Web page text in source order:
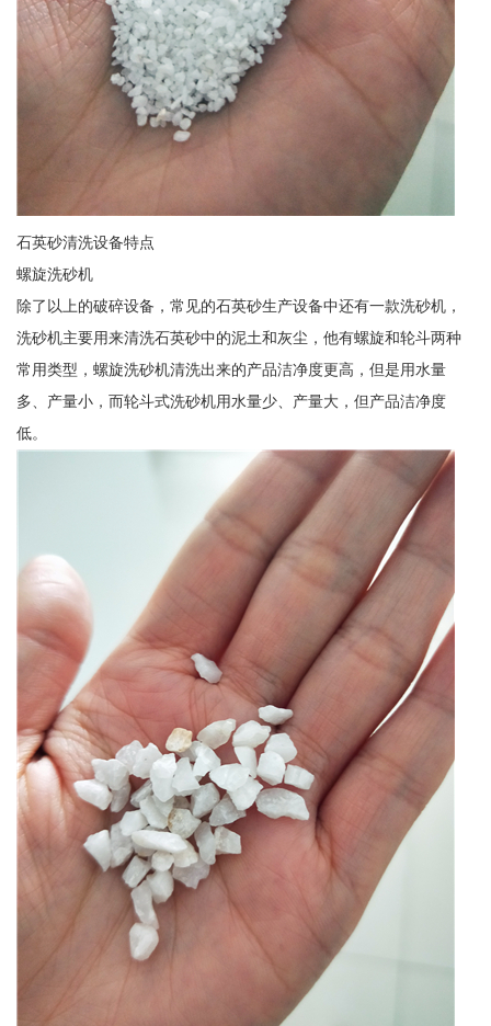
石英砂清洗设备特点
螺旋洗砂机
除了以上的破碎设备，常见的石英砂生产设备中还有一款洗砂机，
洗砂机主要用来清洗石英砂中的泥土和灰尘，他有螺旋和轮斗两种
常用类型，螺旋洗砂机清洗出来的产品洁净度更高，但是用水量
多、产量小，而轮斗式洗砂机用水量少、产量大，但产品洁净度
低。